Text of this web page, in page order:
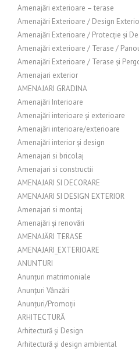
Amenajări exterioare – terase
Amenajări Exterioare / Design
Amenajări Exterioare / Protecție și
Amenajări exterioare / Terase /
Amenajări Exterioare / Terase și
Amenajari exterior
AMENAJARI GRADINA
Amenajări Interioare
Amenajări interioare și exterioare
Amenajări interioare/exterioare
Amenajări interior și design
Amenajari si bricolaj
Amenajari si constructii
AMENAJARI SI DECORARE
AMENAJARI SI DESIGN EXTERIOR
Amenajari si montaj
Amenajări și renovări
AMENAJĂRI TERASE
AMENAJARI_EXTERIOARE
ANUNTURI
Anunțuri matrimoniale
Anunțuri Vânzări
Anunțuri/Promoții
ARHITECTURĂ
Arhitectură și Design
Arhitectură și design ambiental